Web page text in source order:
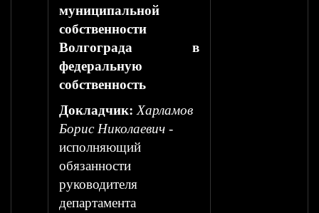
муниципальной
собственности
Волгограда в
федеральную
собственность
Докладчик: Харламов
Борис Николаевич -
исполняющий
обязанности
руководителя
департамента